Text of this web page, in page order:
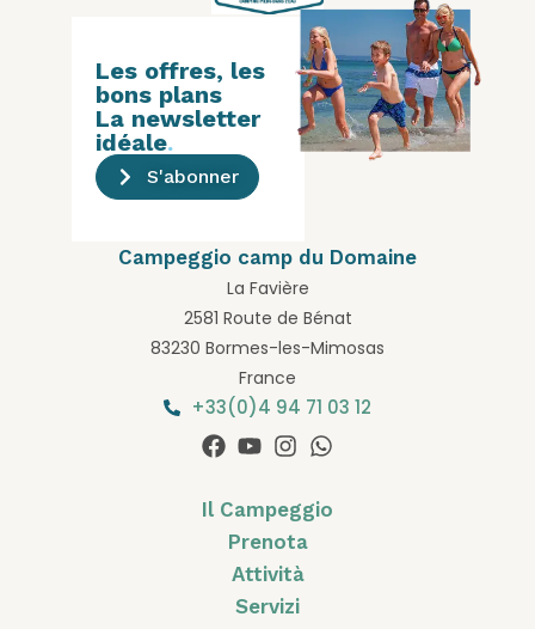
Campeggio camp du Domaine
La Favière
2581 Route de Bénat
83230 Bormes-les-Mimosas
France
+33(0)4 94 71 03 12
Les offres, les
bons plans
La newsletter
idéale.
S'abonner
Il Campeggio
Prenota
Attività
Servizi